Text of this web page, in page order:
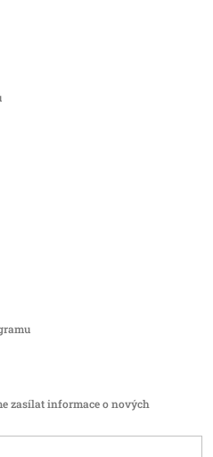
zasílat informace o nových